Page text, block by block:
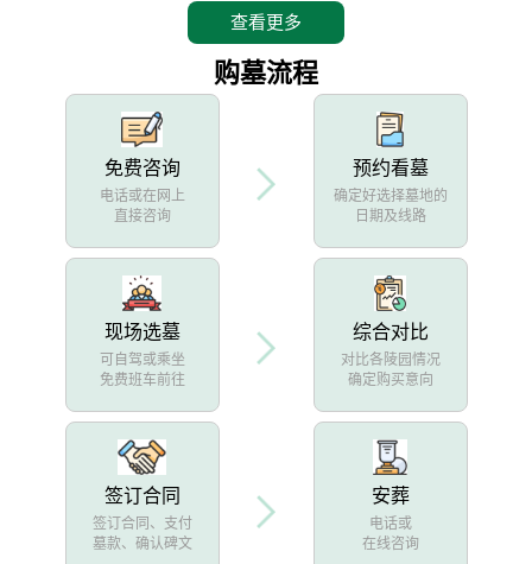
查看更多
购墓流程
免费咨询
电话或在网上
直接咨询
预约看墓
确定好选择墓地的
日期及线路
现场选墓
可自驾或乘坐
免费班车前往
综合对比
对比各陵园情况
确定购买意向
签订合同
签订合同、支付
墓款、确认碑文
安葬
电话或
在线咨询